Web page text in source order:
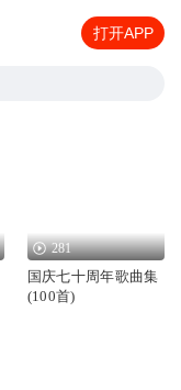
打开APP
281
国庆七十周年歌曲集
(100首)